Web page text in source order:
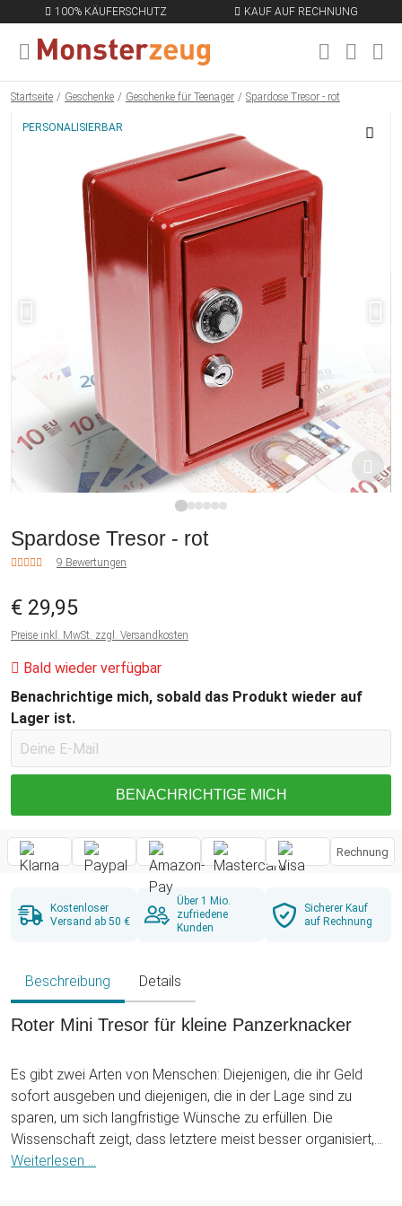
100% KÄUFERSCHUTZ KAUF AUF RECHNUNG
MENÜ SCHLIESSEN
Startseite Geschenke Geschenke für Teenager Spardose Tresor - rot
PERSONALISIERBAR
Spardose Tresor - rot
9 Bewertungen
€ 29,95
Preise inkl. MwSt. zzgl. Versandkosten
Bald wieder verfügbar
Benachrichtige mich, sobald das Produkt wieder auf
Lager ist.
BENACHRICHTIGE MICH
Rechnung
Kostenloser
Versand ab 50 €
Über 1 Mio.
zufriedene
Kunden
Sicherer Kauf
auf Rechnung
Beschreibung Details
Roter Mini Tresor für kleine Panzerknacker
Es gibt zwei Arten von Menschen: Diejenigen, die ihr Geld
sofort ausgeben und diejenigen, die in der Lage sind zu
sparen, um sich langfristige Wünsche zu erfüllen. Die
Wissenschaft zeigt, dass letztere meist besser organisiert,
disziplinierter und dadurch letztendlich erfolgreicher sind als
Weiterlesen ...